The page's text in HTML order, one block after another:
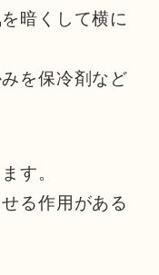
暗くして横に
を保冷剤など
す。
る作用がある